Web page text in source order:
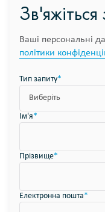
Ваші персональні
політики
Тип запиту*
Виберіть
Ім'я*
Прізвище*
Електронна пошта*